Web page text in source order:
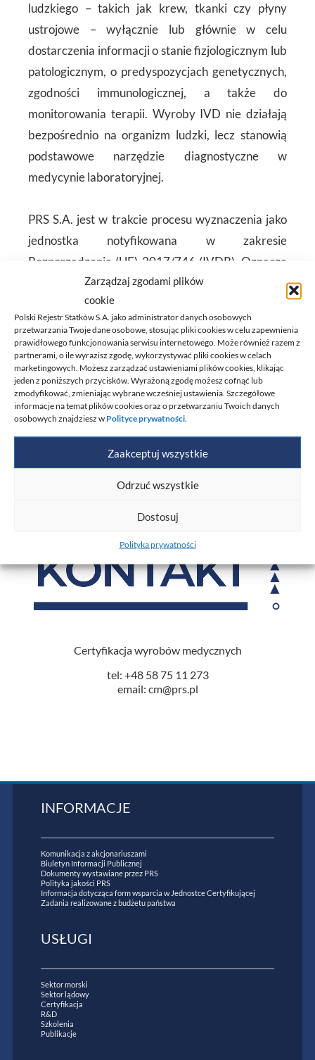
Zarządzaj zgodami plików
cookie
Polski Rejestr Statków S.A. jako administrator danych osobowych
przetwarzania Twoje dane osobowe, stosując pliki cookies w celu zapewnienia
prawidłowego funkcjonowania serwisu internetowego. Może również razem z
partnerami, o ile wyrazisz zgodę, wykorzystywać pliki cookies w celach
marketingowych. Możesz zarządzać ustawieniami plików cookies, klikając
jeden z poniższych przycisków. Wyrażoną zgodę możesz cofnąć lub
zmodyfikować, zmieniając wybrane wcześniej ustawienia. Szczegółowe
informacje na temat plików cookies oraz o przetwarzaniu Twoich danych
osobowych znajdziesz w Polityce prywatności
Zaakceptuj wszystkie
Odrzuć wszystkie
Dostosuj
Polityka prywatności
ludzkiego – takich jak krew, tkanki czy płyny
ustrojowe – wyłącznie lub głównie w celu
dostarczenia informacji o stanie fizjologicznym lub
patologicznym, o predyspozycjach genetycznych,
zgodności immunologicznej, a także do
monitorowania terapii. Wyroby IVD nie działają
bezpośrednio na organizm ludzki, lecz stanowią
podstawowe narzędzie diagnostyczne w
medycynie laboratoryjnej.
PRS S.A. jest w trakcie procesu wyznaczenia jako
jednostka notyfikowana w zakresie
Rozporządzenia (UE) 2017/746 (IVDR). Oznacza
to przygotowanie do prowadzenia niezależnej
oceny zgodności wyrobów medycznych do
diagnostyki in vitro przed ich wprowadzeniem na
rynek Unii Europejskiej. Działania te obejmować
będą m.in. audyty producentów, przegląd
dokumentacji technicznej oraz wydawanie
certyfikatów potwierdzających spełnienie
zapewnić bezpieczeństwo i wiarygodność badań
diagnostycznych.
Certyfikacja wyrobów medycznych
tel: +48 58 75 11 273
email: cm@prs.pl
INFORMACJE
Komunikacja z akcjonariuszami
Biuletyn Informacji Publicznej
Dokumenty wystawiane przez PRS
Polityka jakości PRS
Informacja dotycząca form wsparcia w Jednostce Certyfikującej
Zadania realizowane z budżetu państwa
USŁUGI
Sektor morski
Sektor lądowy
Certyfikacja
R&D
Szkolenia
Publikacje